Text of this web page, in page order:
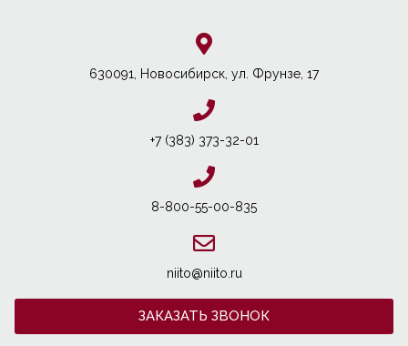
630091, Новосибирcк, ул. Фрунзе, 17
+7 (383) 373-32-01
8-800-55-00-835
niito@niito.ru
ЗАКАЗАТЬ ЗВОНОК